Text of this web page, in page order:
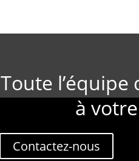
Toute
à
Contactez-nous